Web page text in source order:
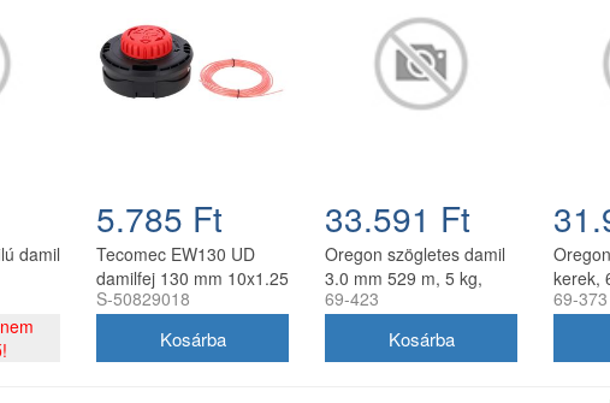
damil
5.785 Ft
Tecomec EW130 UD
damilfej 130 mm 10x1.25
balos belső menettel
S-50829018
33.591 Ft
Oregon szögletes damil
3.0 mm 529 m, 5 kg,
zöld
69-423
kerek,
69-373